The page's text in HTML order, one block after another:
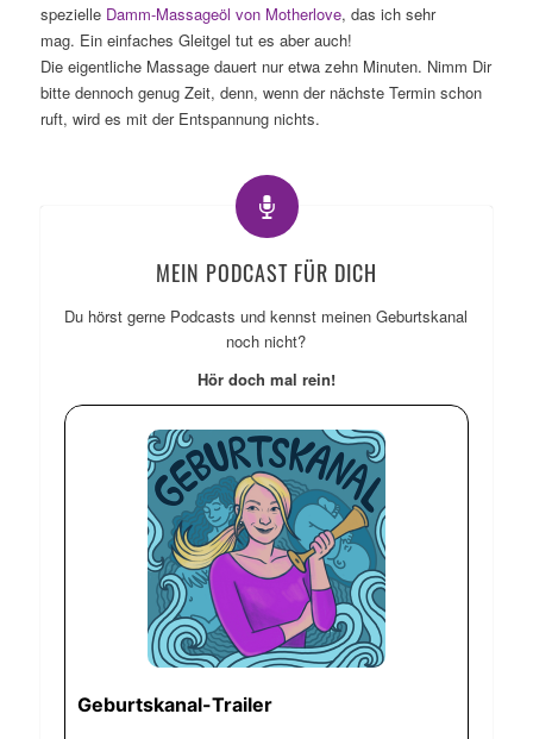
spezielle Damm-Massageöl von Motherlove, das ich sehr
mag. Ein einfaches Gleitgel tut es aber auch!
Die eigentliche Massage dauert nur etwa zehn Minuten. Nimm Dir
bitte dennoch genug Zeit, denn, wenn der nächste Termin schon
ruft, wird es mit der Entspannung nichts.
MEIN PODCAST FÜR DICH
Du hörst gerne Podcasts und kennst meinen Geburtskanal
noch nicht?
Hör doch mal rein!